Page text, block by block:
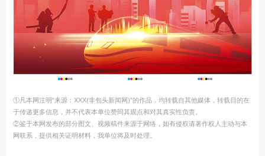
①凡本网注明“来源：XXX(非包头新闻网)”的作品，均转载自其他媒体，转载目的在
于传递更多信息，并不代表本单位赞同其观点和对其真实性负责。
②鉴于本网发布的部分图文、视频稿件来源于网络，如有侵权请著作权人主动与本
网联系，提供相关证明材料，我单位将及时处理。